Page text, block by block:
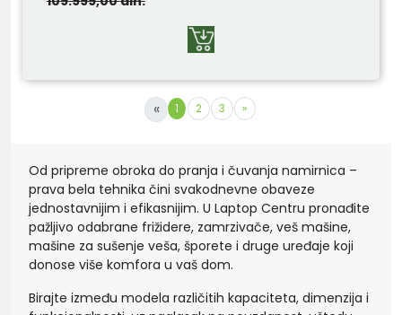
« 1 2 3 »
Od pripreme obroka do pranja i čuvanja namirnica –
prava bela tehnika čini svakodnevne obaveze
jednostavnijim i efikasnijim. U Laptop Centru pronađite
pažljivo odabrane frižidere, zamrzivače, veš mašine,
mašine za sušenje veša, šporete i druge uređaje koji
donose više komfora u vaš dom.
Birajte između modela različitih kapaciteta, dimenzija i